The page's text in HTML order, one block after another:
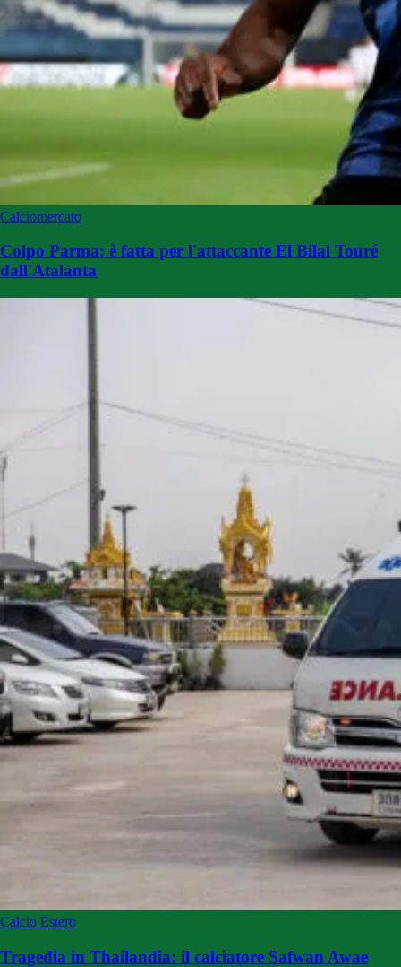
Calciomercato
Colpo Parma: è fatta per l'attaccante El Bilal Touré
dall'Atalanta
Calcio Estero
Tragedia in Thailandia: il calciatore Safwan Awae